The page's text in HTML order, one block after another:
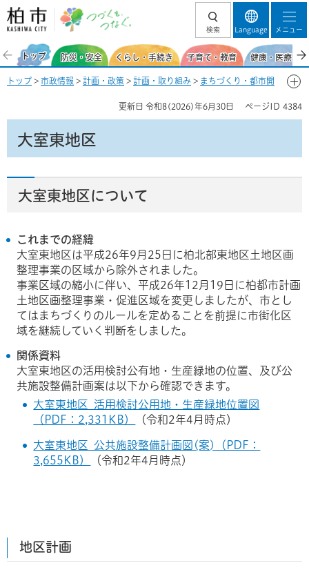
柏市 つづくを、
検索 Language メニュー
トップ 防災・安全 くらし・手続き 子育て・教育 健康・医療・
トップ > 市政情報 > 計画・政策 > 計画・取り組み > まちづくり・都市開
更新日 令和8(2026)年6月30日 ページID 4384
大室東地区
大室東地区について
これまでの経緯
大室東地区は平成26年9月25日に柏北部東地区土地区画
整理事業の区域から除外されました。
事業区域の縮小に伴い、平成26年12月19日に柏都市計画
土地区画整理事業・促進区域を変更しましたが、市とし
てはまちづくりのルールを定めることを前提に市街化区
域を継続していく判断をしました。
関係資料
大室東地区の活用検討公有地・生産緑地の位置、及び公
共施設整備計画案は以下から確認できます。
大室東地区_活用検討公用地・生産緑地位置図
（PDF：2,331KB）
（令和2年4月時点）
大室東地区_公共施設整備計画図(案)（PDF：
3,655KB）
（令和2年4月時点）
地区計画